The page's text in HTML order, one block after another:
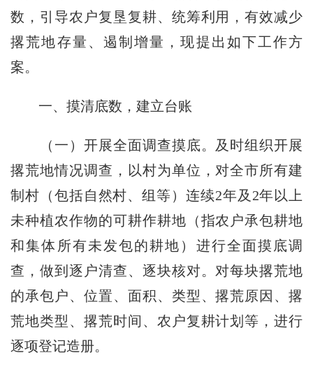
数，引导农户复垦复耕、统筹利用，有效减少
撂荒地存量、遏制增量，现提出如下工作方
案。
一、摸清底数，建立台账
（一）开展全面调查摸底。 及时组织开展
撂荒地情况调查，以村为单位，对全市所有建
制村（包括自然村、组等）连续2年及 2年以上
未种植农作物的可耕作耕地（指农户承包耕地
和集体所有未发包的耕地）进行全面摸底调
查，做到逐户清查、逐块核对。对每块撂荒地
的承包户、位置、面积、类型、撂荒原因、撂
荒地类型、撂荒时间、农户复耕计划等，进行
逐项登记造册。